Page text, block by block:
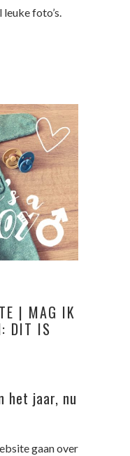
foto’s.
| MAG IK
DIT IS
het jaar, nu
gaan over